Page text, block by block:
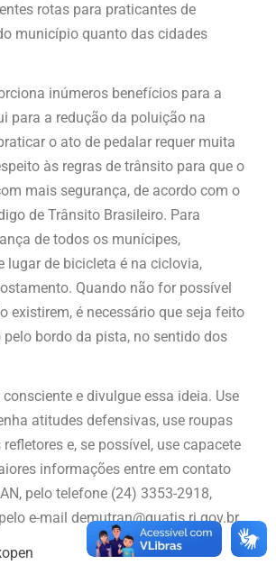
rotas para praticantes de
município quanto das cidades
inúmeros benefícios para a
para a redução da poluição na
o ato de pedalar requer muita
às regras de trânsito para que o
mais segurança, de acordo com o
de Trânsito Brasileiro. Para
de todos os munícipes,
lugar de bicicleta é na ciclovia,
Quando não for possível
existirem, é necessário que seja feito
bordo da pista, no sentido dos
e divulgue essa ideia. Use
atitudes defensivas, use roupas
e, se possível, use capacete
informações entre em contato
pelo telefone (24) 3353-2918,
e-mail demutran@quatis.rj.gov.br.